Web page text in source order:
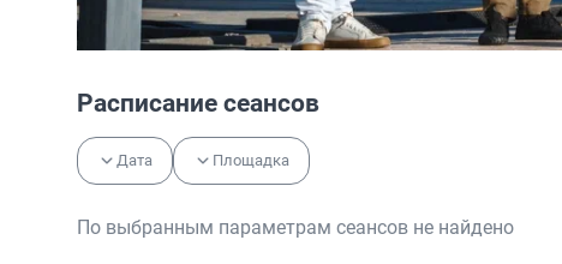
Расписание сеансов
Дата Площадка
По выбранным параметрам сеансов не найдено